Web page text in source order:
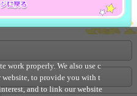
部に戻
ジに戻
work properly. We also use c
to provide you with t
and to link our website